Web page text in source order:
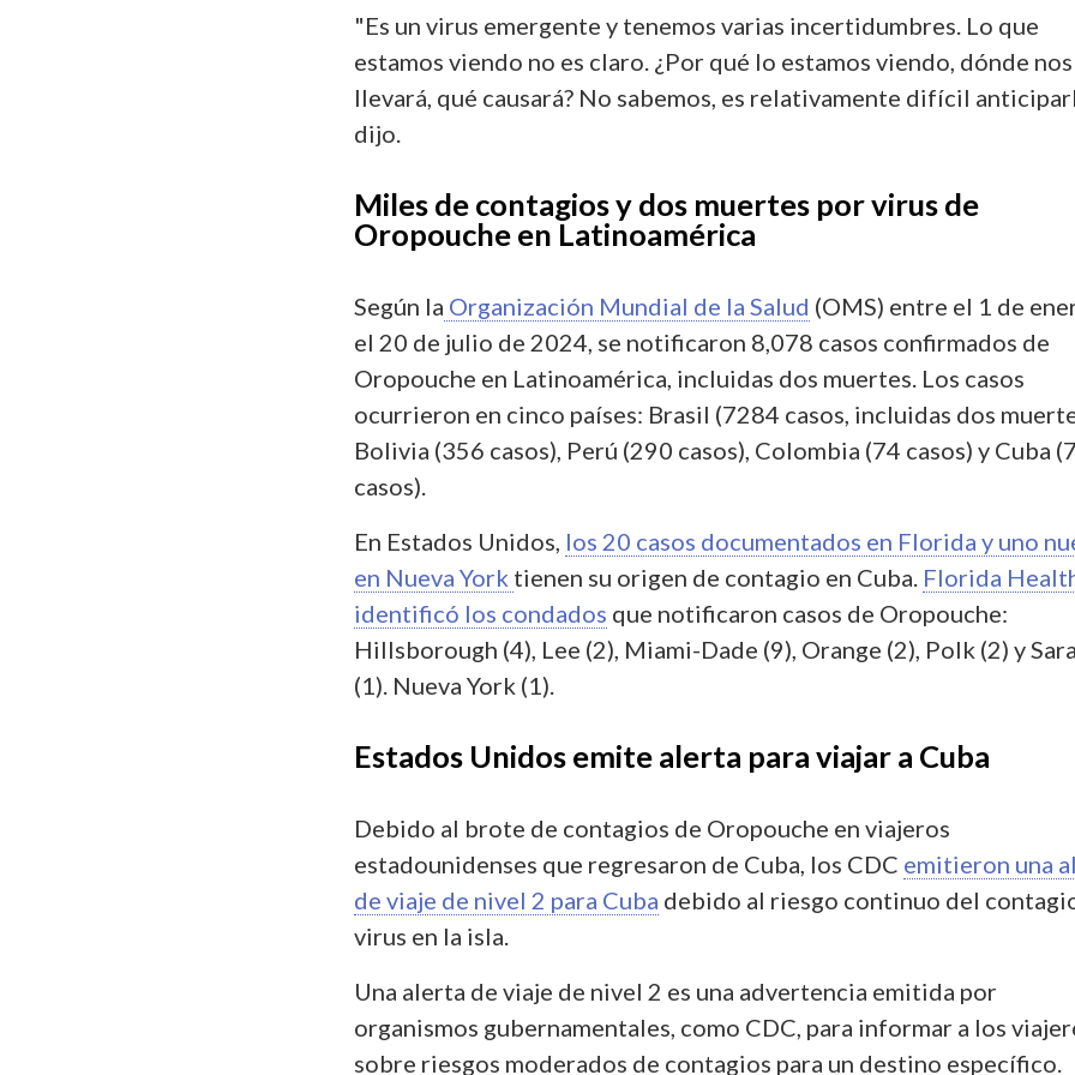
"Es un virus emergente y tenemos varias incertidumbres. Lo que
estamos viendo no es claro. ¿Por qué lo estamos viendo, dónde nos
llevará, qué causará? No sabemos, es relativamente difícil
dijo.
Miles de contagios y dos muertes por virus de
Oropouche en Latinoamérica
Según la Organización Mundial de la Salud (OMS) entre el 1 de
el 20 de julio de 2024, se notificaron 8,078 casos confirmados de
Oropouche en Latinoamérica, incluidas dos muertes. Los casos
ocurrieron en cinco países: Brasil (7284 casos, incluidas dos
Bolivia (356 casos), Perú (290 casos), Colombia (74 casos) y Cuba
casos).
En Estados Unidos, los 20 casos documentados en Florida y uno
en Nueva York tienen su origen de contagio en Cuba. Florida
identificó los condados que notificaron casos de Oropouche:
Hillsborough (4), Lee (2), Miami-Dade (9), Orange (2), Polk (2) y
(1). Nueva York (1).
Estados Unidos emite alerta para viajar a Cuba
Debido al brote de contagios de Oropouche en viajeros
estadounidenses que regresaron de Cuba, los CDC emitieron una
de viaje de nivel 2 para Cuba debido al riesgo continuo del
virus en la isla.
Una alerta de viaje de nivel 2 es una advertencia emitida por
organismos gubernamentales, como CDC, para informar a los
sobre riesgos moderados de contagios para un destino específico.